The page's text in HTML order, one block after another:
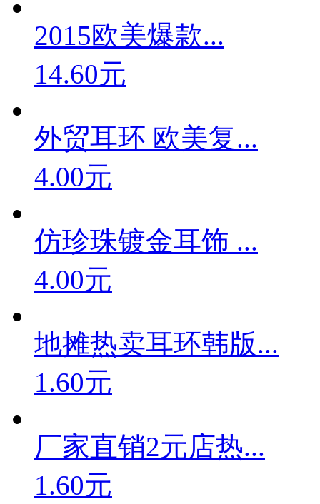
2015欧美爆款...
14.60元
外贸耳环 欧美复...
4.00元
仿珍珠镀金耳饰 ...
4.00元
地摊热卖耳环韩版...
1.60元
厂家直销2元店热...
1.60元